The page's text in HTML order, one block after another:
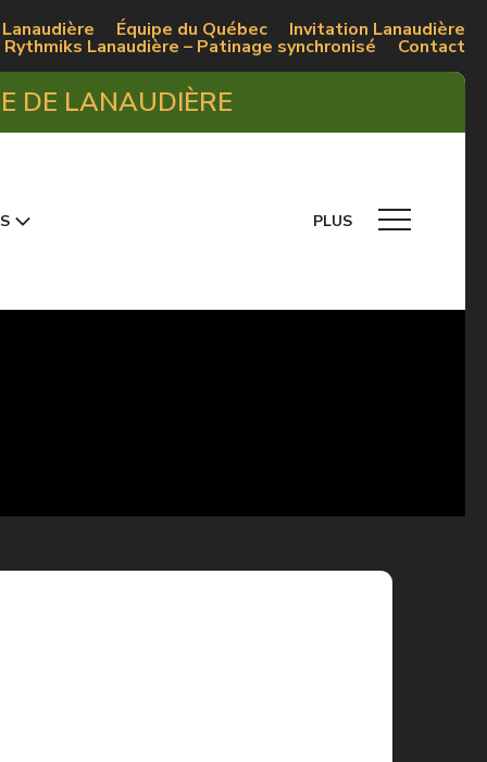
Équipe du Québec Invitation Lanaudière
Rythmiks Lanaudière – Patinage synchronisé Contact
DE LANAUDIÈRE
PLUS